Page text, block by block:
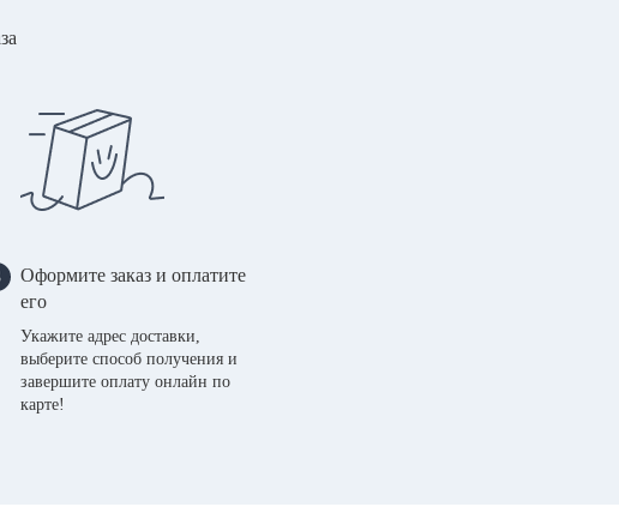
Оформите заказ и оплатите
его
Укажите адрес доставки,
выберите способ получения и
завершите оплату онлайн по
карте!